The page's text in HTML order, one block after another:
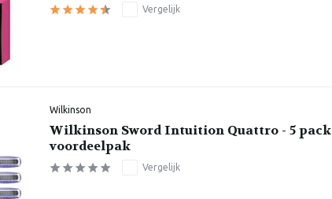
Vergelijk
Wilkinson
Wilkinson Sword Intuition Quattro - 5 pack
voordeelpak
Vergelijk